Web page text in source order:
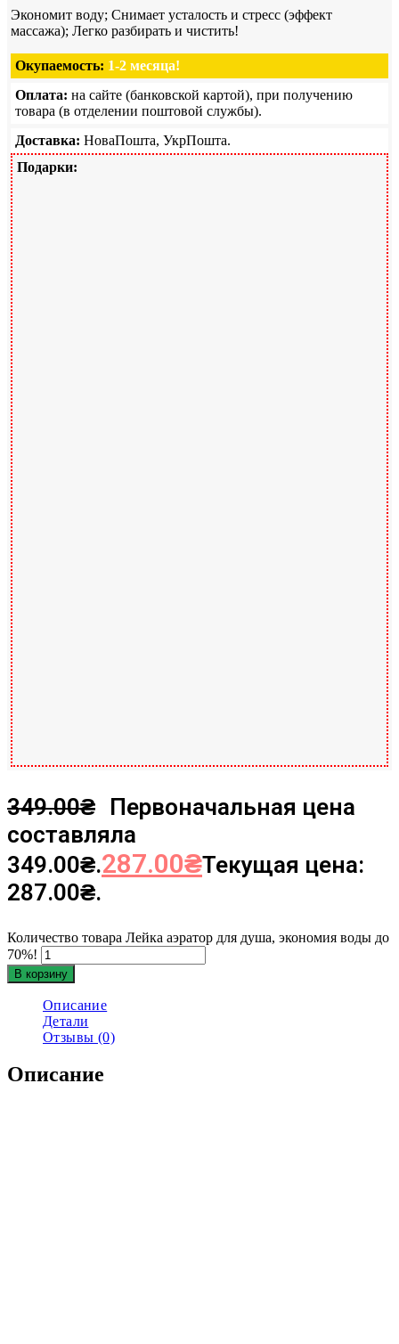
Экономит воду; Снимает усталость и стресс (эффект
массажа); Легко разбирать и чистить!
Окупаемость: 1-2 месяца!
Оплата: на сайте (банковской картой), при получению
товара (в отделении поштовой службы).
Доставка: НоваПошта, УкрПошта.
Подарки:
349.00₴ Первоначальная цена
составляла
349.00₴.287.00₴Текущая цена:
287.00₴.
Количество товара Лейка аэратор для душа, экономия воды до
70%!
В корзину
Описание
Детали
Отзывы (0)
Описание